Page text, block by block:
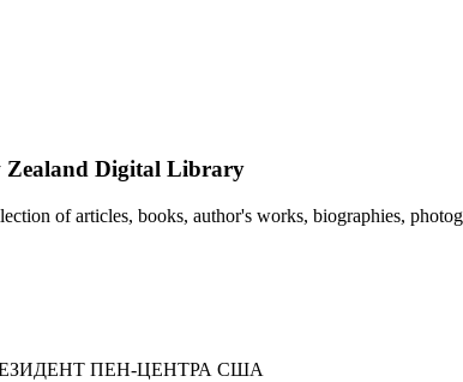
Zealand Digital Library
of articles, books, author's works, biographies,
ПЕН-ЦЕНТРА США